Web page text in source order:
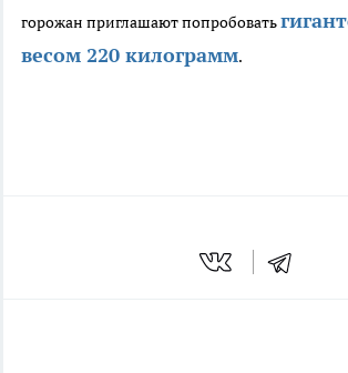
горожан приглашают попробовать
весом 220 килограмм.